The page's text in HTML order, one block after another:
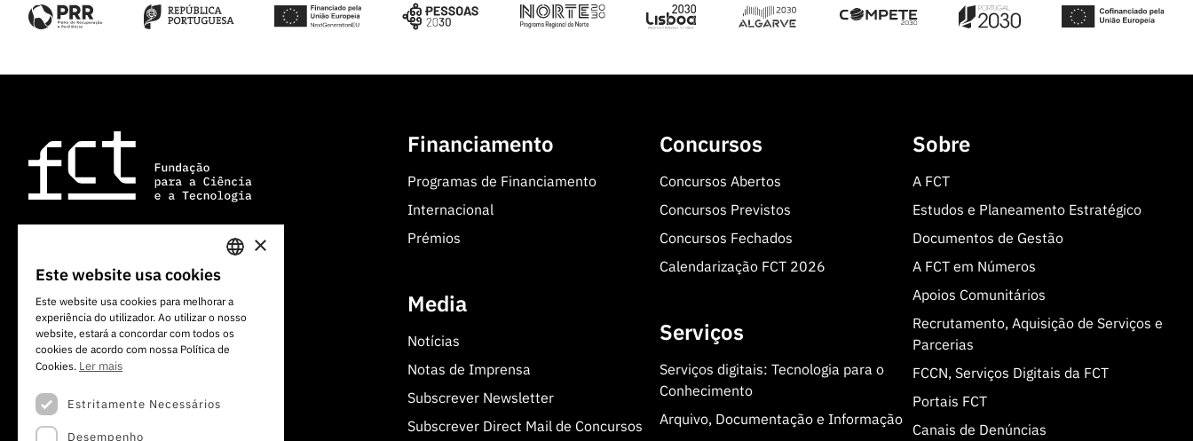
Av. do Brasil, 101
+351 213 924 300
Financiamento
Programas de Financiamento
Internacional
Prémios
Media
Notícias
Notas de Imprensa
Subscrever Newsletter
Subscrever Direct Mail de Concursos
Concursos
Concursos Abertos
Concursos Previstos
Concursos Fechados
Calendarização FCT 2026
Serviços
Serviços digitais: Tecnologia para o
Conhecimento
Arquivo, Documentação e Informação
Sobre
A FCT
Estudos e Planeamento Estratégico
Documentos de Gestão
A FCT em Números
Apoios Comunitários
Recrutamento, Aquisição de Serviços e
Parcerias
FCCN, Serviços Digitais da FCT
Portais FCT
Canais de Denúncias
PORTUGUESE
ENGLISH
×
Este website usa cookies
Este website usa cookies para melhorar a
experiência do utilizador. Ao utilizar o nosso
website, estará a concordar com todos os
cookies de acordo com nossa Política de
Cookies. Ler mais
Estritamente Necessários
Desempenho